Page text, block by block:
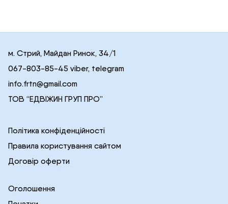
м. Стрий, Майдан Ринок, 34/1
067-803-85-45 viber, telegram
info.frtn@gmail.com
ТОВ “ЕДВІЖИН ГРУП ПРО”
Політика конфіденційності
Правила користування сайтом
Договір оферти
Оголошення